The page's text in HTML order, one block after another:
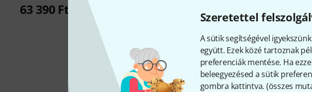
Szeretettel
A sütik segítségével
együtt. Ezek közé tartoznak
preferenciák mentése. Ha
beleegyezésed a sütik
gombra kattintva. (összes
63 390 Ft 67